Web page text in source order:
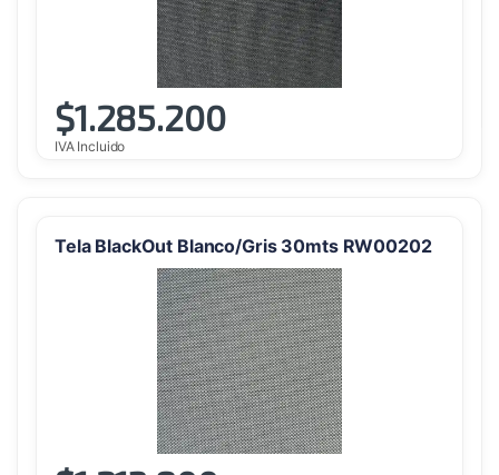
$1.285.200
IVA Incluido
Tela BlackOut Blanco/Gris 30mts RW00202